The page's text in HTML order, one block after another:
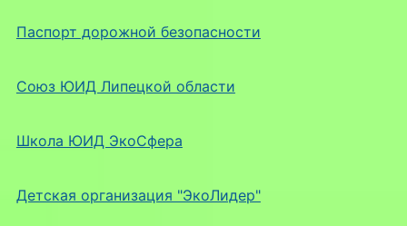
Паспорт дорожной безопасности
Союз ЮИД Липецкой области
Школа ЮИД ЭкоСфера
Детская организация "ЭкоЛидер"